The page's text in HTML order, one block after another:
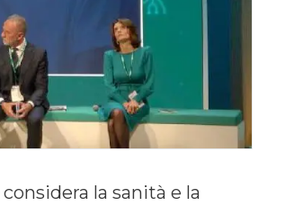
la sanità e la